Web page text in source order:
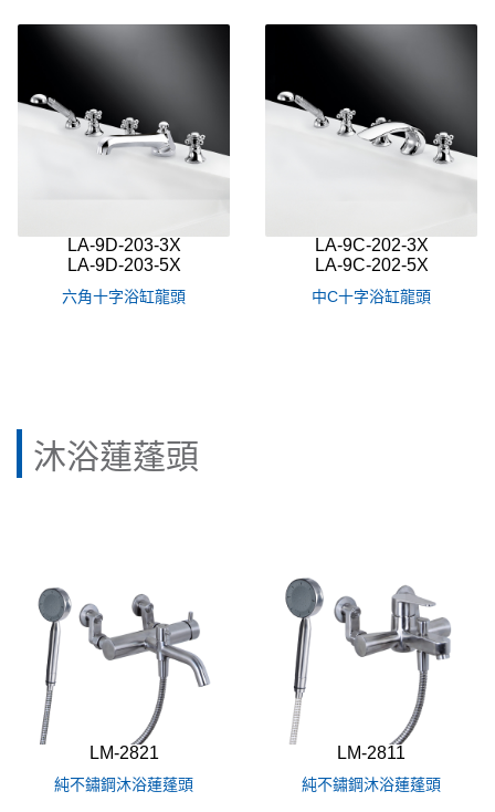
LA-9D-203-3X
LA-9D-203-5X
六角十字浴缸龍頭
LA-9C-202-3X
LA-9C-202-5X
中C十字浴缸龍頭
沐浴蓮蓬頭
LM-2821
純不鏽鋼沐浴蓮蓬頭
LM-2811
純不鏽鋼沐浴蓮蓬頭